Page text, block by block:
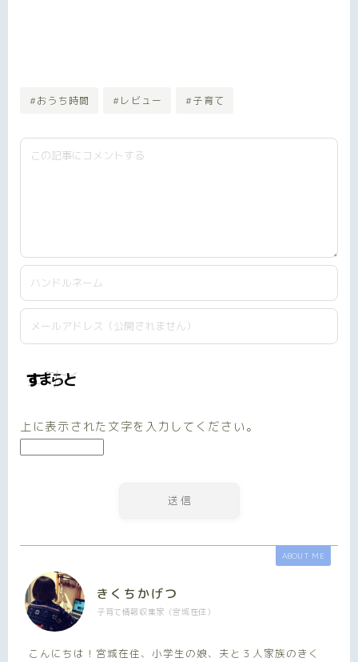
#おうち時間 #レビュー #子育て
上に表示された文字を入力してください。
ABOUT ME
きくちかげつ
子育て情報収集家（宮城在住）
こんにちは！宮城在住、小学生の娘、夫と３人家族のきく